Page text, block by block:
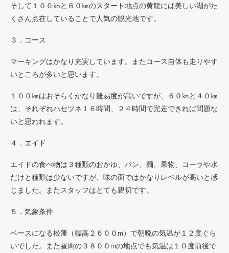
そして１００㎞と６０㎞のスタート地点の黄龍には美しい湖がた
くさん点在していることで人気の観光地です。
３．コース
マーキングはかなり充実しています。またコース自体も走りやす
いところが多いと思います。
１００㎞はおそらくかなり難易度が高いですが、６０㎞と４０㎞
は、それぞれハセツネ１６時間、２４時間で完走できれば問題な
いと思われます。
４．エイド
エイドの食べ物は３種類のおかゆ、パン、麺、果物、コーラや水
だけと種類は少ないですが、味の面ではかなりレベルが高いと感
じました。またスタッフはとても親切です。
５．気象条件
ベースになる松藩（標高２６００m）で朝晩の気温が１２度ぐら
いでした。また昼間の３８００mの地点でも気温は１０度前後で